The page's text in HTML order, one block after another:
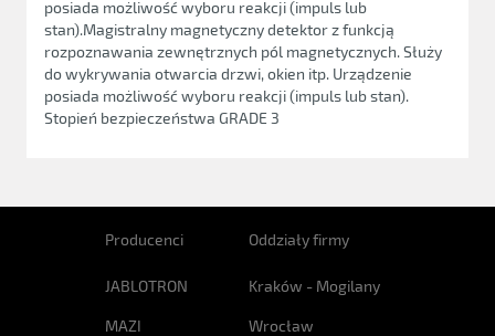
posiada możliwość wyboru reakcji (impuls lub
stan).Magistralny magnetyczny detektor z funkcją
rozpoznawania zewnętrznych pól magnetycznych. Służy
do wykrywania otwarcia drzwi, okien itp. Urządzenie
posiada możliwość wyboru reakcji (impuls lub stan).
Stopień bezpieczeństwa GRADE 3
Producenci
JABLOTRON
MAZI
Oddziały firmy
Kraków - Mogilany
Wrocław